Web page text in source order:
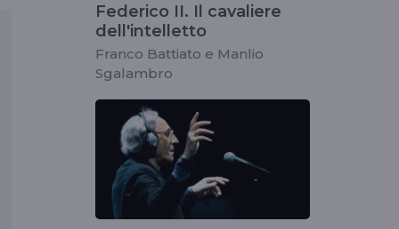
Federico II. Il cavaliere
dell'intelletto
Franco Battiato e Manlio
Sgalambro